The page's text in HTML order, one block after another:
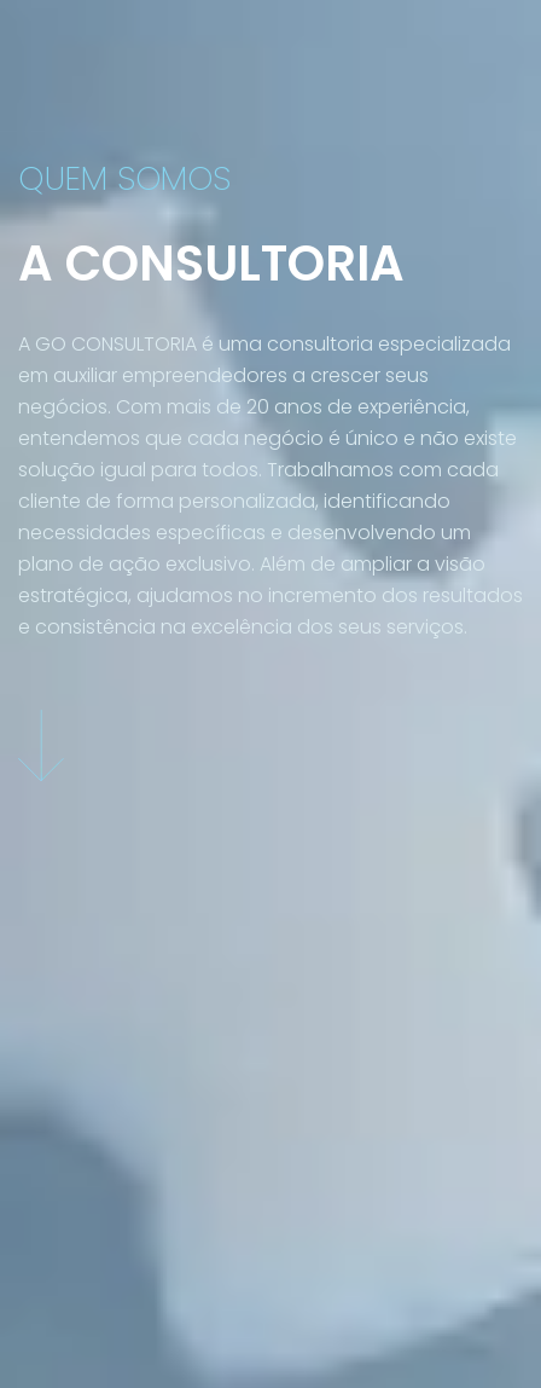
QUEM SOMOS
A CONSULTORIA
A GO CONSULTORIA é uma consultoria especializada
em auxiliar empreendedores a crescer seus
negócios. Com mais de 20 anos de experiência,
entendemos que cada negócio é único e não existe
solução igual para todos. Trabalhamos com cada
cliente de forma personalizada, identificando
necessidades específicas e desenvolvendo um
plano de ação exclusivo. Além de ampliar a visão
estratégica, ajudamos no incremento dos resultados
e consistência na excelência dos seus serviços.